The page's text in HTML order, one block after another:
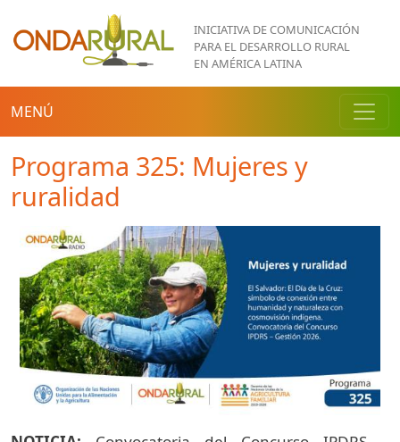
Pasar al contenido principal
INICIATIVA DE COMUNICACIÓN
PARA EL DESARROLLO RURAL
EN AMÉRICA LATINA
MENÚ
Programa 325: Mujeres y
ruralidad